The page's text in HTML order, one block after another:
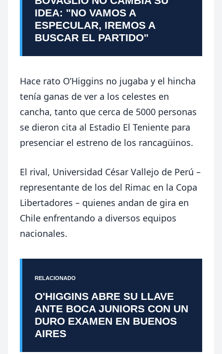
IDEA: "NO VAMOS A
ESPECULAR, IREMOS A
BUSCAR EL PARTIDO"
Hace rato O’Higgins no jugaba y el hincha
tenía ganas de ver a los celestes en
cancha, tanto que cerca de 5000 personas
se dieron cita al Estadio El Teniente para
presenciar el estreno de los rancagüinos.
El rival, Universidad César Vallejo de Perú –
representante de los del Rimac en la Copa
Libertadores – quienes andan de gira en
Chile enfrentando a diversos equipos
nacionales.
RELACIONADO
O'HIGGINS ABRE SU LLAVE
ANTE BOCA JUNIORS CON UN
DURO EXAMEN EN BUENOS
AIRES